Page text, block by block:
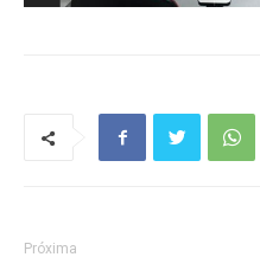
Próxima